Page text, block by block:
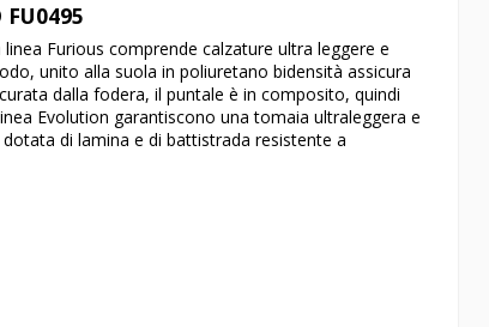
Furious comprende calzature ultra leggere e
unito alla suola in poliuretano bidensità assicura
dalla fodera, il puntale è in composito, quindi
Evolution garantiscono una tomaia ultraleggera e
di lamina e di battistrada resistente a